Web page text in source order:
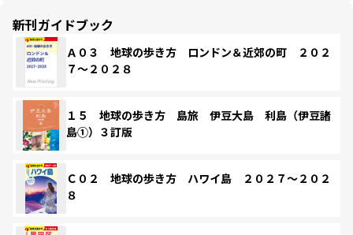
新刊ガイドブック
Ａ０３ 地球の歩き方 ロンドン＆近郊の町 ２０２
７～２０２８
１５ 地球の歩き方 島旅 伊豆大島 利島（伊豆諸
島①）３訂版
Ｃ０２ 地球の歩き方 ハワイ島 ２０２７～２０２
８